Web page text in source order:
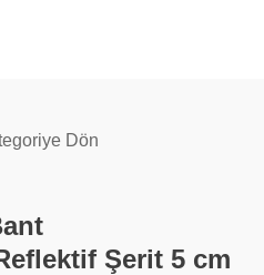
Dön
Şerit 5 cm